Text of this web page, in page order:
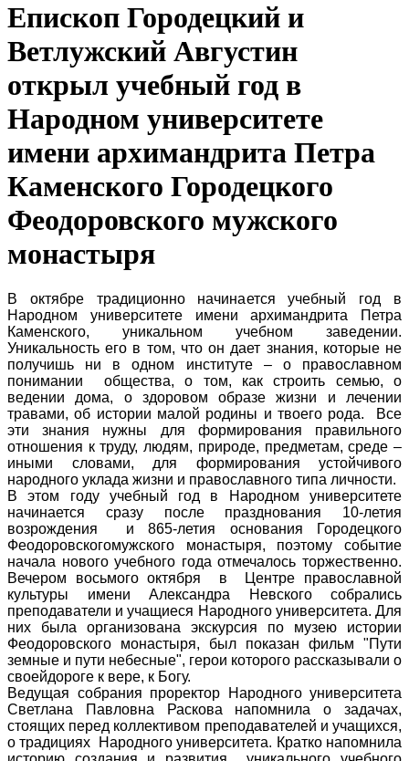
Епископ Городецкий и
Ветлужский Августин
открыл учебный год в
Народном университете
имени архимандрита Петра
Каменского Городецкого
Феодоровского мужского
монастыря
В октябре традиционно начинается учебный год в
Народном университете имени архимандрита Петра
Каменского, уникальном учебном заведении.
Уникальность его в том, что он дает знания, которые не
получишь ни в одном институте – о православном
понимании общества, о том, как строить семью, о
ведении дома, о здоровом образе жизни и лечении
травами, об истории малой родины и твоего рода. Все
эти знания нужны для формирования правильного
отношения к труду, людям, природе, предметам, среде –
иными словами, для формирования устойчивого
народного уклада жизни и православного типа личности.
В этом году учебный год в Народном университете
начинается сразу после празднования 10-летия
возрождения и 865-летия основания Городецкого
Феодоровскогомужского монастыря, поэтому событие
начала нового учебного года отмечалось торжественно.
Вечером восьмого октября в Центре православной
культуры имени Александра Невского собрались
преподаватели и учащиеся Народного университета. Для
них была организована экскурсия по музею истории
Феодоровского монастыря, был показан фильм "Пути
земные и пути небесные", герои которого рассказывали о
своейдороге к вере, к Богу.
Ведущая собрания проректор Народного университета
Светлана Павловна Раскова напомнила о задачах,
стоящих перед коллективом преподавателей и учащихся,
о традициях Народного университета. Кратко напомнила